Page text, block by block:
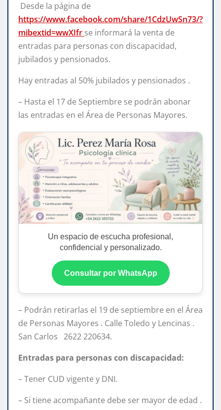
Desde la página de
https://www.facebook.com/share/1CdzUwSn73/?
mibextid=wwXIfr se informará la venta de
entradas para personas con discapacidad,
jubilados y pensionados.
Hay entradas al 50% jubilados y pensionados .
– Hasta el 17 de Septiembre se podrán abonar
las entradas en el Área de Personas Mayores.
Un espacio de escucha profesional,
confidencial y personalizado.
Consultar por WhatsApp
– Podrán retirarlas el 19 de septiembre en el Área
de Personas Mayores . Calle Toledo y Lencinas .
San Carlos 2622 220634.
Entradas para personas con discapacidad:
– Tener CUD vigente y DNI.
– Si tiene acompañante debe ser mayor de edad .